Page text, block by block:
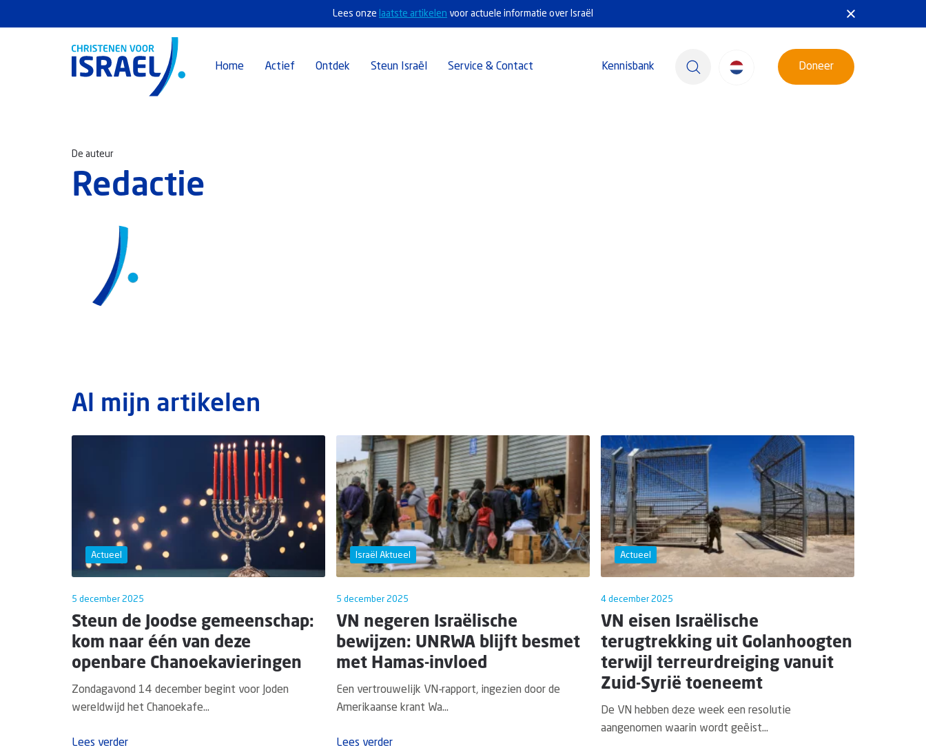
Lees onze laatste artikelen voor actuele informatie over Israël
Home Actief Ontdek Steun Israël Service & Contact Kennisbank Doneer
De auteur
Redactie
Al mijn artikelen
Actueel
5 december 2025
Steun de Joodse gemeenschap:
kom naar één van deze
openbare Chanoekavieringen
Zondagavond 14 december begint voor Joden
wereldwijd het Chanoekafe...
Lees verder
Israël Aktueel
5 december 2025
VN negeren Israëlische
bewijzen: UNRWA blijft besmet
met Hamas-invloed
Een vertrouwelijk VN-rapport, ingezien door de
Amerikaanse krant Wa...
Lees verder
Actueel
4 december 2025
VN eisen Israëlische
terugtrekking uit Golanhoogten
terwijl terreurdreiging vanuit
Zuid-Syrië toeneemt
De VN hebben deze week een resolutie
aangenomen waarin wordt geëist...